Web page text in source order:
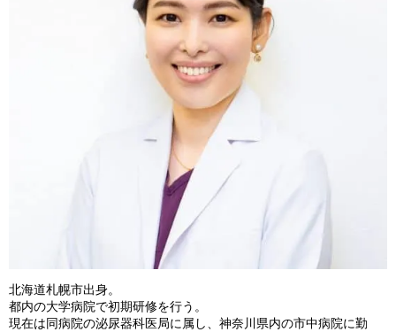
北海道札幌市出身。
都内の大学病院で初期研修を行う。
現在は同病院の泌尿器科医局に属し、神奈川県内の市中病院に勤